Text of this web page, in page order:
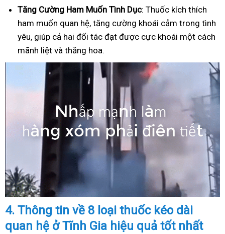
Tăng Cường Ham Muốn Tình Dục: Thuốc kích thích
ham muốn quan hệ, tăng cường khoái cảm trong tình
yêu, giúp cả hai đối tác đạt được cực khoái một cách
mãnh liệt và thăng hoa.
4. Thông tin về 8 loại thuốc kéo dài
quan hệ ở Tĩnh Gia hiệu quả tốt nhất